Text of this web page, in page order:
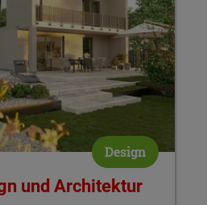
Design
und Architektur